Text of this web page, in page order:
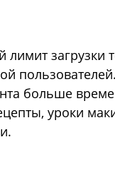
лимит загрузки
больше
уроки